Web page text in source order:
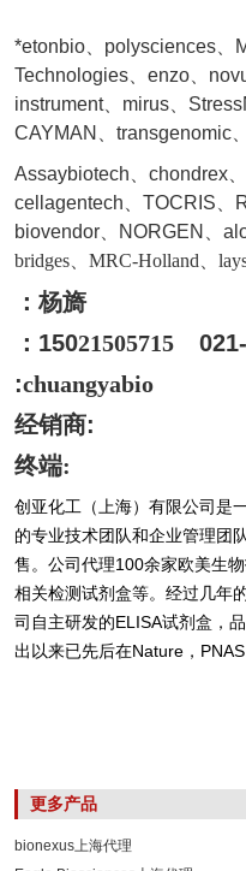
*etonbio、polysciences、
Technologies、enzo、
instrument、mirus、
CAYMAN、transgenomic
Assaybiotech、chondrex
cellagentech、TOCRIS、
biovendor、NORGEN、a
bridges、MRC-Holland、
：杨旖
：15021505715
021-
:chuangyabio
经销商:
终端:
创亚化工（上海）有限公司是
的专业技术团队和企业管理团
售。公司代理100余家欧美生
相关检测试剂盒等。经过几年
司自主研发的ELISA试剂盒，
出以来已先后在Nature，
更多产品
bionexus上海代理